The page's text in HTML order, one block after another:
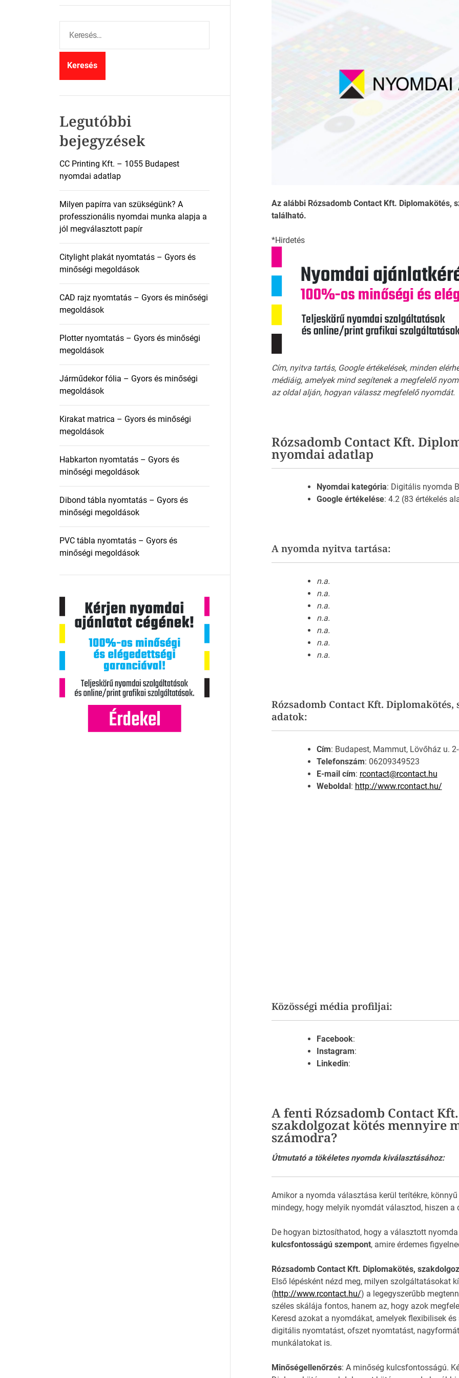
Az alábbi Rózsadomb Contact Kft. Diplomakötés,
található.
*Hirdetés
Cím, nyitva tartás, Google értékelések, minden
médiáig, amelyek mind segítenek a megfelelő
az oldal alján, hogyan válassz megfelelő nyomdát.
Rózsadomb Contact Kft.
nyomdai adatlap
Nyomdai kategória: Digitális nyomda
Google értékelése: 4.2 (83 értékelés
A nyomda nyitva tartása:
n.a.
n.a.
n.a.
n.a.
n.a.
n.a.
n.a.
Rózsadomb Contact Kft.
adatok:
Cím: Budapest, Mammut, Lövőház u.
Telefonszám: 06209349523
E-mail cím: rcontact@rcontact.hu
Weboldal: http://www.rcontact.hu/
Közösségi média profiljai:
Facebook:
Instagram:
Linkedin:
A fenti Rózsadomb Contact
szakdolgozat kötés mennyire
számodra?
Útmutató a tökéletes nyomda kiválasztásához:
Amikor a nyomda választása kerül terítékre,
mindegy, hogy melyik nyomdát választod, hiszen
De hogyan biztosíthatod, hogy a választott
kulcsfontosságú szempont, amire érdemes
Rózsadomb Contact Kft. Diplomakötés,
Első lépésként nézd meg, milyen szolgáltatásokat
(http://www.rcontact.hu/) a legegyszerűbb
széles skálája fontos, hanem az, hogy azok
Keresd azokat a nyomdákat, amelyek flexibilisek
digitális nyomtatást, ofszet nyomtatást,
munkálatokat is.
Minőségellenőrzés: A minőség kulcsfontosságú.
r
Legutóbbi
bejegyzések
CC Printing Kft. – 1055 Budapest
nyomdai adatlap
Milyen papírra van szükségünk? A
professzionális nyomdai munka alapja a
jól megválasztott papír
Citylight plakát nyomtatás – Gyors és
minőségi megoldások
CAD rajz nyomtatás – Gyors és minőségi
megoldások
Plotter nyomtatás – Gyors és minőségi
megoldások
Járműdekor fólia – Gyors és minőségi
megoldások
Kirakat matrica – Gyors és minőségi
megoldások
Habkarton nyomtatás – Gyors és
minőségi megoldások
Dibond tábla nyomtatás – Gyors és
minőségi megoldások
PVC tábla nyomtatás – Gyors és
minőségi megoldások